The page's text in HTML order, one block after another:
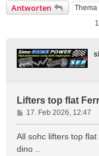
Antworten
Lifters top flat
B
e
i
17. Feb 2026, 12:47
All sohc lifters top
dino ..